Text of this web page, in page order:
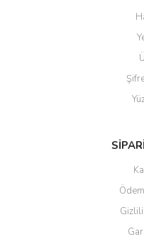
Ürün resmi kalitesiz,
Ürün açıklamasında
Ürün bilgilerinde hatalar
Ürün fiyatı diğer sitelerden
Bu ürüne benzer farklı